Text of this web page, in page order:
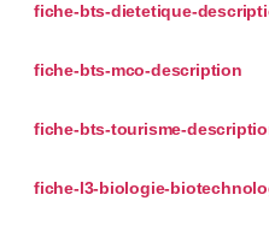
fiche-bts-dietetique-
fiche-bts-mco-description
fiche-bts-tourisme-
fiche-l3-biologie-